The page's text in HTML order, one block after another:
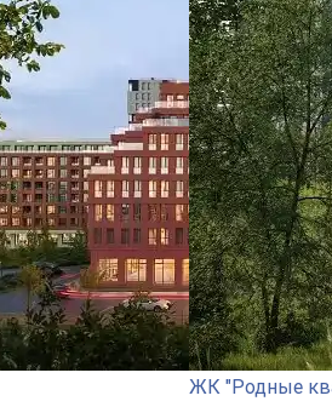
ЖК "Родные